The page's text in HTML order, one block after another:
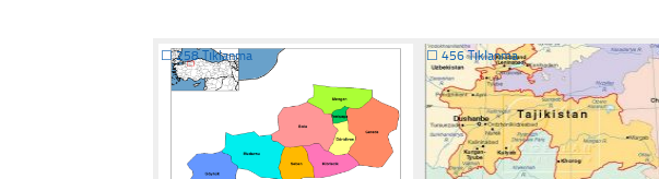
☐258 Tıklanma ☐ 456 Tıklanma